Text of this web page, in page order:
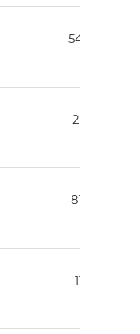
546.00
231.00
812.00
112.00